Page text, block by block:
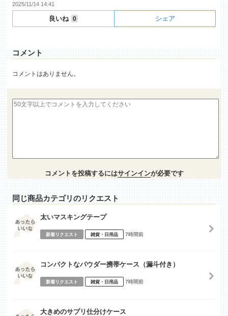
2025/11/14 14:41
良いね 0 シェア
コメント
コメントはありません。
コメントを投稿するにはサインインが必要です
同じ商品カテゴリのリクエスト
太いマスキングテープ
新着リクエスト 雑貨・日用品 7時間前
コンパクトなパウダー携帯ケース（漏斗付き）
新着リクエスト 雑貨・日用品 7時間前
大きめのサプリ仕分けケース